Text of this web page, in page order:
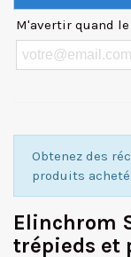
M'avertir quand
Obtenez des
produits
Elinchrom
trépieds et